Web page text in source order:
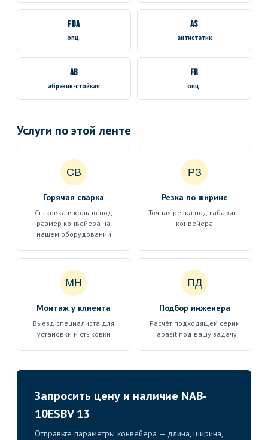
FDA
опц.
AS
антистатик
AB
абразив-стойкая
FR
опц.
Услуги по этой ленте
СВ
Горячая сварка
Стыковка в кольцо под
размер конвейера на
нашем оборудовании
РЗ
Резка по ширине
Точная резка под габариты
конвейера
МН
Монтаж у клиента
Выезд специалиста для
установки и стыковки
ПД
Подбор инженера
Расчёт подходящей серии
Habasit под вашу задачу
Запросить цену и наличие NAB-
10ESBV 13
Отправьте параметры конвейера — длина, ширина,